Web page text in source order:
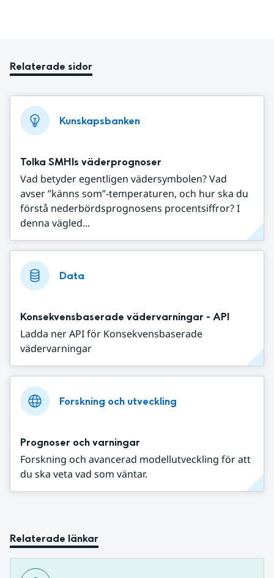
Relaterade sidor
Kunskapsbanken
Tolka SMHIs väderprognoser
Vad betyder egentligen vädersymbolen? Vad
avser ”känns som”-temperaturen, och hur ska du
förstå nederbördsprognosens procentsiffror? I
denna vägled...
Data
Konsekvensbaserade vädervarningar - API
Ladda ner API för Konsekvensbaserade
vädervarningar
Forskning och utveckling
Prognoser och varningar
Forskning och avancerad modellutveckling för att
du ska veta vad som väntar.
Relaterade länkar